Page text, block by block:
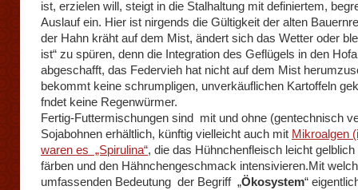
ist, erzielen will, steigt in die Stalhaltung mit definiertem,
Auslauf ein. Hier ist nirgends die Gültigkeit der alten
der Hahn kräht auf dem Mist, ändert sich das Wetter oder
ist“ zu spüren, denn die Integration des Geflügels in den
abgeschafft, das Federvieh hat nicht auf dem Mist
bekommt keine schrumpligen, unverkäuflichen Kartoffeln
fndet keine Regenwürmer.
Fertig-Futtermischungen sind mit und ohne (gentechnisch
Sojabohnen erhältlich, künftig vielleicht auch mit Mikroalgen
waren es „Spirulina“, die das Hühnchenfleisch leicht
färben und den Hähnchengeschmack intensivieren.Mit
umfassenden Bedeutung der Begriff „Ökosystem“